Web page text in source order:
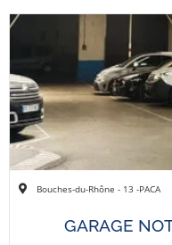
Bouches-du-Rhône - 13 -PACA
GARAGE